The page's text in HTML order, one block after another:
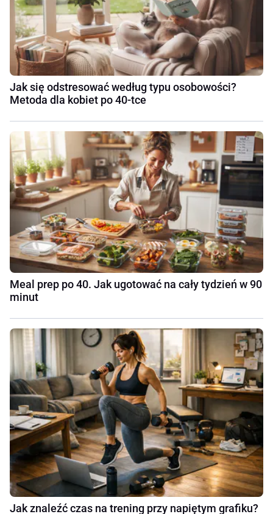
Jak się odstresować według typu osobowości?
Metoda dla kobiet po 40-tce
Meal prep po 40. Jak ugotować na cały tydzień w 90
minut
Jak znaleźć czas na trening przy napiętym grafiku?